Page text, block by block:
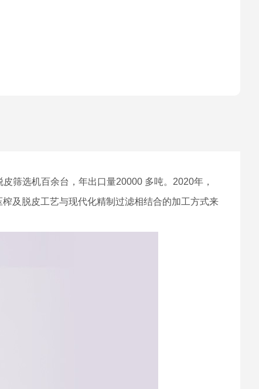
选机百余台，年出口量20000 多吨。2020年，
及脱皮工艺与现代化精制过滤相结合的加工方式来